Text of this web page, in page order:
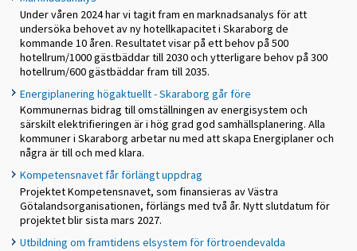
Under våren 2024 har vi tagit fram en marknadsanalys för att
undersöka behovet av ny hotellkapacitet i Skaraborg de
kommande 10 åren. Resultatet visar på ett behov på 500
hotellrum/1000 gästbäddar till 2030 och ytterligare behov på 300
hotellrum/600 gästbäddar fram till 2035.
Energiplanering högaktuellt - Skaraborg går före
Kommunernas bidrag till omställningen av energisystem och
särskilt elektrifieringen är i hög grad god samhällsplanering. Alla
kommuner i Skaraborg arbetar nu med att skapa Energiplaner och
några är till och med klara.
Kompetensnavet får förlängt uppdrag
Projektet Kompetensnavet, som finansieras av Västra
Götalandsorganisationen, förlängs med två år. Nytt slutdatum för
projektet blir sista mars 2027.
Utbildning om framtidens elsystem för förtroendevalda